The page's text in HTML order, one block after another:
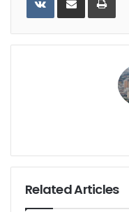
Email
Related Articles